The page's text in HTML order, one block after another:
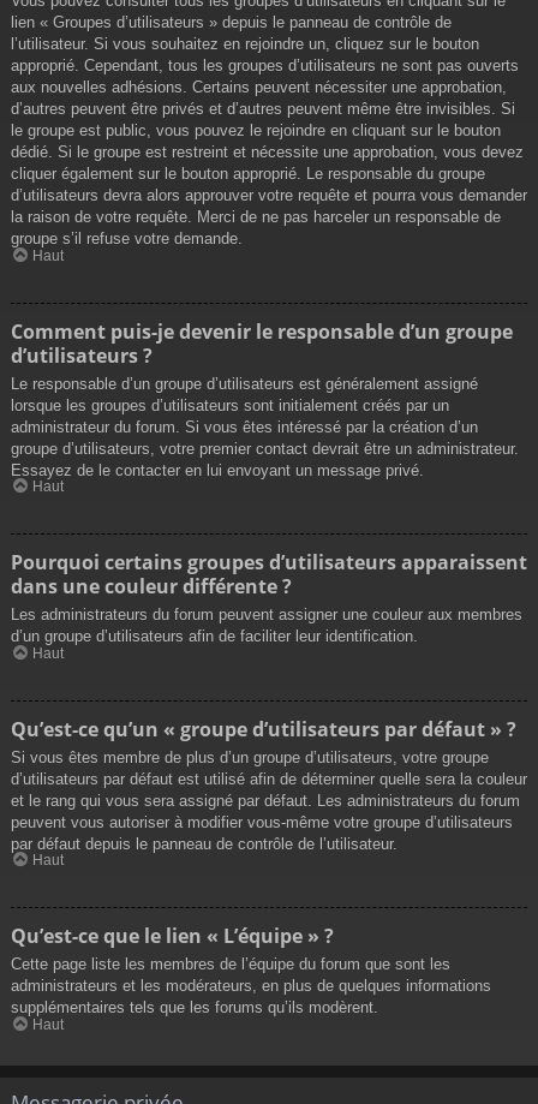
lien « Groupes d’utilisateurs » depuis le panneau de contrôle de
l’utilisateur. Si vous souhaitez en rejoindre un, cliquez sur le bouton
approprié. Cependant, tous les groupes d’utilisateurs ne sont pas ouverts
aux nouvelles adhésions. Certains peuvent nécessiter une approbation,
d’autres peuvent être privés et d’autres peuvent même être invisibles. Si
le groupe est public, vous pouvez le rejoindre en cliquant sur le bouton
dédié. Si le groupe est restreint et nécessite une approbation, vous devez
cliquer également sur le bouton approprié. Le responsable du groupe
d’utilisateurs devra alors approuver votre requête et pourra vous demander
la raison de votre requête. Merci de ne pas harceler un responsable de
groupe s’il refuse votre demande.
Haut
Comment puis-je devenir le responsable d’un groupe
d’utilisateurs ?
Le responsable d’un groupe d’utilisateurs est généralement assigné
lorsque les groupes d’utilisateurs sont initialement créés par un
administrateur du forum. Si vous êtes intéressé par la création d’un
groupe d’utilisateurs, votre premier contact devrait être un administrateur.
Essayez de le contacter en lui envoyant un message privé.
Haut
Pourquoi certains groupes d’utilisateurs apparaissent
dans une couleur différente ?
Les administrateurs du forum peuvent assigner une couleur aux membres
d’un groupe d’utilisateurs afin de faciliter leur identification.
Haut
Qu’est-ce qu’un « groupe d’utilisateurs par défaut » ?
Si vous êtes membre de plus d’un groupe d’utilisateurs, votre groupe
d’utilisateurs par défaut est utilisé afin de déterminer quelle sera la couleur
et le rang qui vous sera assigné par défaut. Les administrateurs du forum
peuvent vous autoriser à modifier vous-même votre groupe d’utilisateurs
par défaut depuis le panneau de contrôle de l’utilisateur.
Haut
Qu’est-ce que le lien « L’équipe » ?
Cette page liste les membres de l’équipe du forum que sont les
administrateurs et les modérateurs, en plus de quelques informations
supplémentaires tels que les forums qu’ils modèrent.
Haut